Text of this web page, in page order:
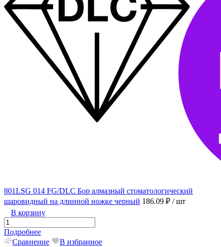
801LSG 014 FG/DLC Бор алмазный стоматологический
шаровидный на длинной ножке черный 186.09 ₽ / шт
В корзину
Подробнее
Сравнение
В избранное